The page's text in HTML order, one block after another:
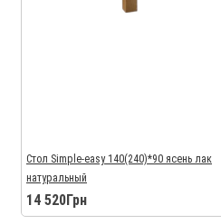
Стол Simple-easy 140(240)*90 ясень лак
натуральный
14 520Грн